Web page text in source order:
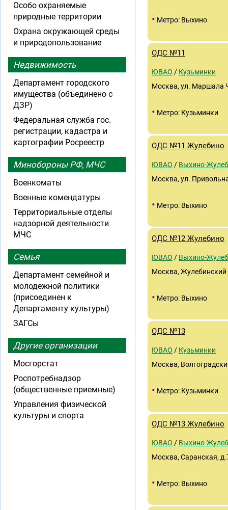
• Метро: Выхино
ОДС №11
ЮВАО / Кузьминки
Москва, ул. Маршала
• Метро: Кузьминки
ОДС №11 Жулебино
ЮВАО / Выхино-
Москва, ул.
• Метро: Выхино
ОДС №12 Жулебино
ЮВАО / Выхино-
Москва, Жулебинский
• Метро: Выхино
ОДС №13
ЮВАО / Кузьминки
Москва,
• Метро: Кузьминки
ОДС №13 Жулебино
ЮВАО / Выхино-
Москва, Саранская,
• Метро: Выхино
Особо охраняемые
природные территории
Охрана окружающей среды
и природопользование
Недвижимость
Департамент городского
имущества (объединено с
ДЗР)
Федеральная служба гос.
регистрации, кадастра и
картографии Росреестр
Минобороны РФ, МЧС
Военкоматы
Военные комендатуры
Территориальные отделы
надзорной деятельности
МЧС
Семья
Департамент семейной и
молодежной политики
(присоединен к
Департаменту культуры)
ЗАГСы
Другие организации
Мосгорстат
Роспотребнадзор
(общественные приемные)
Управления физической
культуры и спорта